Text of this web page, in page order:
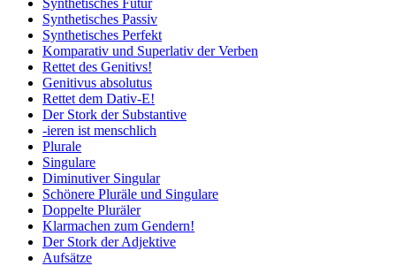
Synthetisches Futur
Synthetisches Passiv
Synthetisches Perfekt
Komparativ und Superlativ der Verben
Rettet des Genitivs!
Genitivus absolutus
Rettet dem Dativ-E!
Der Stork der Substantive
-ieren ist menschlich
Plurale
Singulare
Diminutiver Singular
Schönere Pluräle und Singulare
Doppelte Pluräler
Klarmachen zum Gendern!
Der Stork der Adjektive
Aufsätze